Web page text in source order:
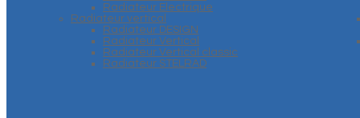
Radiateur Electrique
Radiateur vertical
Radiateur DESIGN
Radiateur Vertical
Radiateur Vertical classic
Radiateur STELRAD